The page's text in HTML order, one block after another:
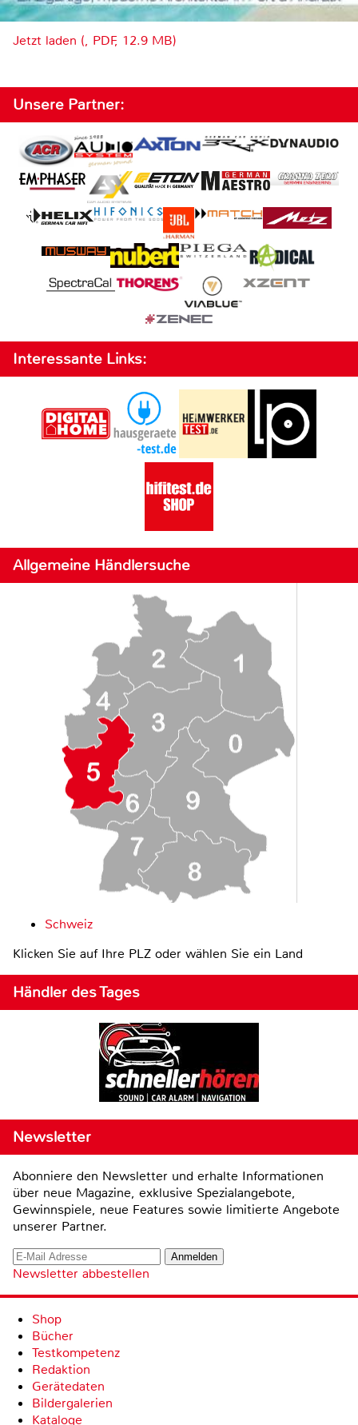
Jetzt laden (, PDF, 12.9 MB)
Unsere Partner:
Interessante Links:
Allgemeine Händlersuche
Schweiz
Klicken Sie auf Ihre PLZ oder wählen Sie ein Land
Händler des Tages
Newsletter
Abonniere den Newsletter und erhalte Informationen
über neue Magazine, exklusive Spezialangebote,
Gewinnspiele, neue Features sowie limitierte Angebote
unserer Partner.
Newsletter abbestellen
Shop
Bücher
Testkompetenz
Redaktion
Gerätedaten
Bildergalerien
Kataloge